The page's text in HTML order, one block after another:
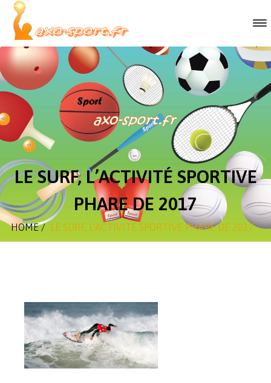
LE SURF, L’ACTIVITÉ SPORTIVE
PHARE DE 2017
HOME/ LE SURF, L'ACTIVITÉ SPORTIVE PHARE DE 2017